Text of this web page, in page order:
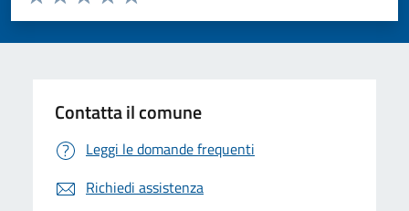
Valuta 5 stelle su 5
Valuta 4 stelle su 5
Valuta 3 stelle su 5
Valuta 2 stelle su 5
Valuta 1 stelle su 5
Contatta il comune
Leggi le domande frequenti
Richiedi assistenza